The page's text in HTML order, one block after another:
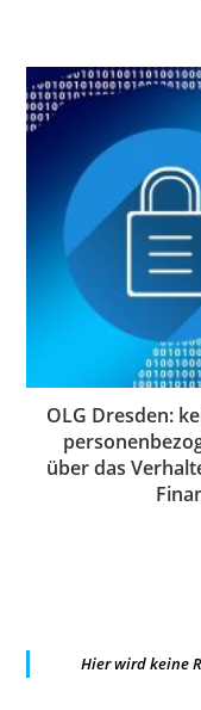
OLG Dresden:
über das
Hier wird keine